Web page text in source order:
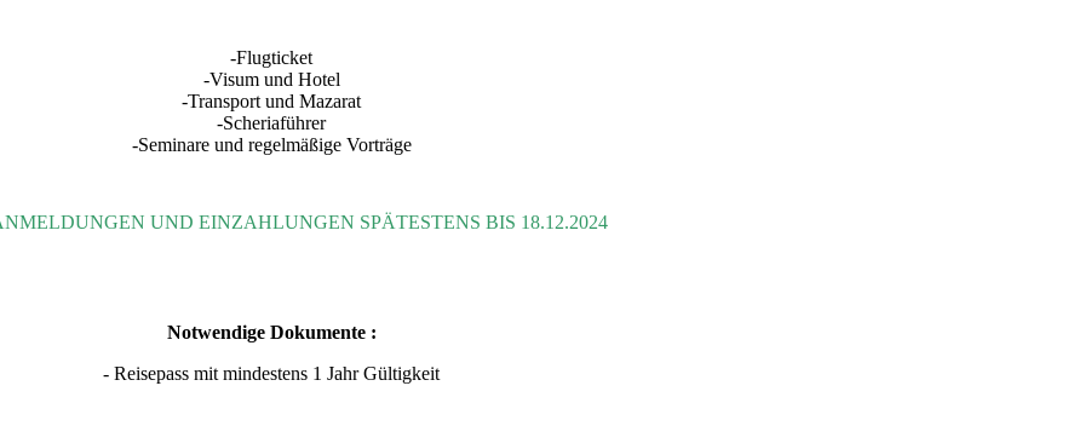
-Flugticket
-Visum und Hotel
-Transport und Mazarat
-Scheriaführer
-Seminare und regelmäßige Vorträge
UND EINZAHLUNGEN SPÄTESTENS BIS 18.12.2024
Notwendige Dokumente :
- Reisepass mit mindestens 1 Jahr Gültigkeit